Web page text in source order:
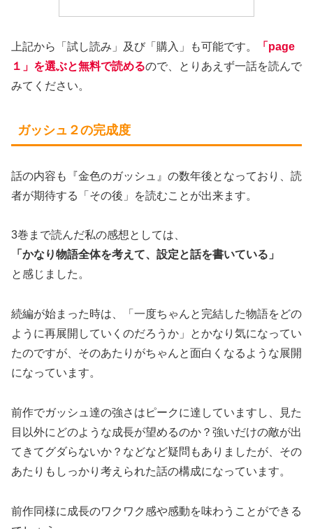
上記から「試し読み」及び「購入」も可能です。
「page
１」を選ぶと無料で読めるので、とりあえず一話を読んで
みてください。
ガッシュ２の完成度
話の内容も『金色のガッシュ』の数年後となっており、読
者が期待する「その後」を読むことが出来ます。
3巻まで読んだ私の感想としては、
「かなり物語全体を考えて、設定と話を書いている」
と感じました。
続編が始まった時は、「一度ちゃんと完結した物語をどの
ように再展開していくのだろうか」とかなり気になってい
たのですが、そのあたりがちゃんと面白くなるような展開
になっています。
前作でガッシュ達の強さはピークに達していますし、見た
目以外にどのような成長が望めるのか？強いだけの敵が出
てきてグダらないか？などなど疑問もありましたが、その
あたりもしっかり考えられた話の構成になっています。
前作同様に成長のワクワク感や感動を味わうことができる